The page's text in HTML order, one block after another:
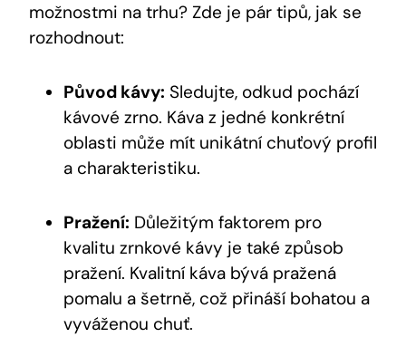
možnostmi na trhu? Zde je pár tipů, jak se
rozhodnout:
Původ kávy: Sledujte, odkud pochází
kávové zrno. Káva z jedné konkrétní
oblasti může mít unikátní chuťový profil
a charakteristiku.
Pražení: Důležitým faktorem pro
kvalitu zrnkové kávy je také způsob
pražení. Kvalitní káva bývá pražená
pomalu a šetrně, což přináší bohatou a
vyváženou chuť.